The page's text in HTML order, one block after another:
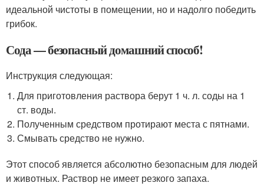
идеальной чистоты в помещении, но и надолго победить
грибок.
Сода — безопасный домашний способ!
Инструкция следующая:
Для приготовления раствора берут 1 ч. л. соды на 1
ст. воды.
Полученным средством протирают места с пятнами.
Смывать средство не нужно.
Этот способ является абсолютно безопасным для людей
и животных. Раствор не имеет резкого запаха.